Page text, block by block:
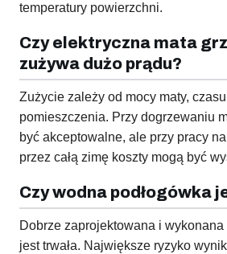
temperatury powierzchni.
Czy elektryczna mata
zużywa dużo prądu?
Zużycie zależy od mocy maty,
pomieszczenia. Przy dogrzewaniu
być akceptowalne, ale przy pracy
przez całą zimę koszty mogą być
Czy wodna podłogówka
Dobrze zaprojektowana i
jest trwała. Największe ryzyko